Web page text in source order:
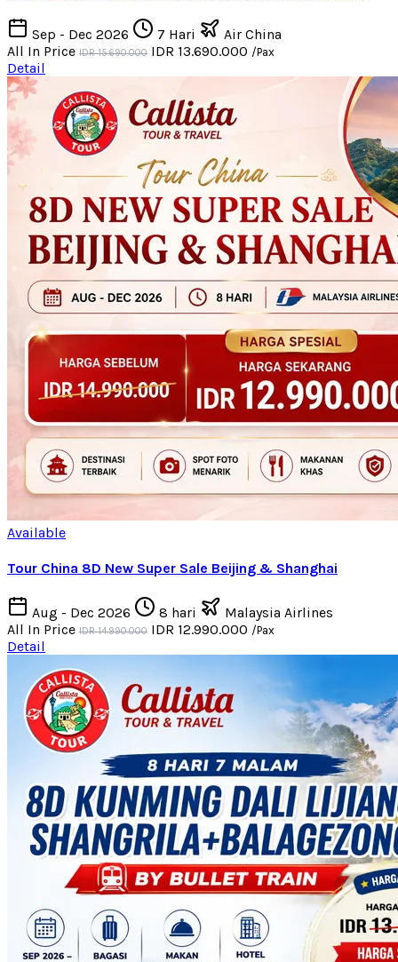
Sep - Dec 2026 7 Hari
Air China
All In Price IDR 15.690.000 IDR 13.690.000 /Pax
Detail
Available
Tour China 8D New Super Sale Beijing & Shanghai
Aug - Dec 2026 8 hari
Malaysia Airlines
All In Price IDR 14.990.000 IDR 12.990.000 /Pax
Detail